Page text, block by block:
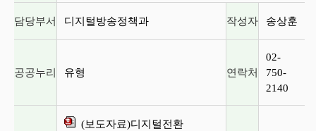
담당부서 디지털방송정책과 작성자 송상훈
공공누리 유형 연락처
02-
750-
2140
(보도자료)디지털전환